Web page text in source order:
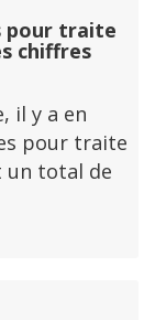
pour traite
chiffres
il y a en
pour traite
un total de